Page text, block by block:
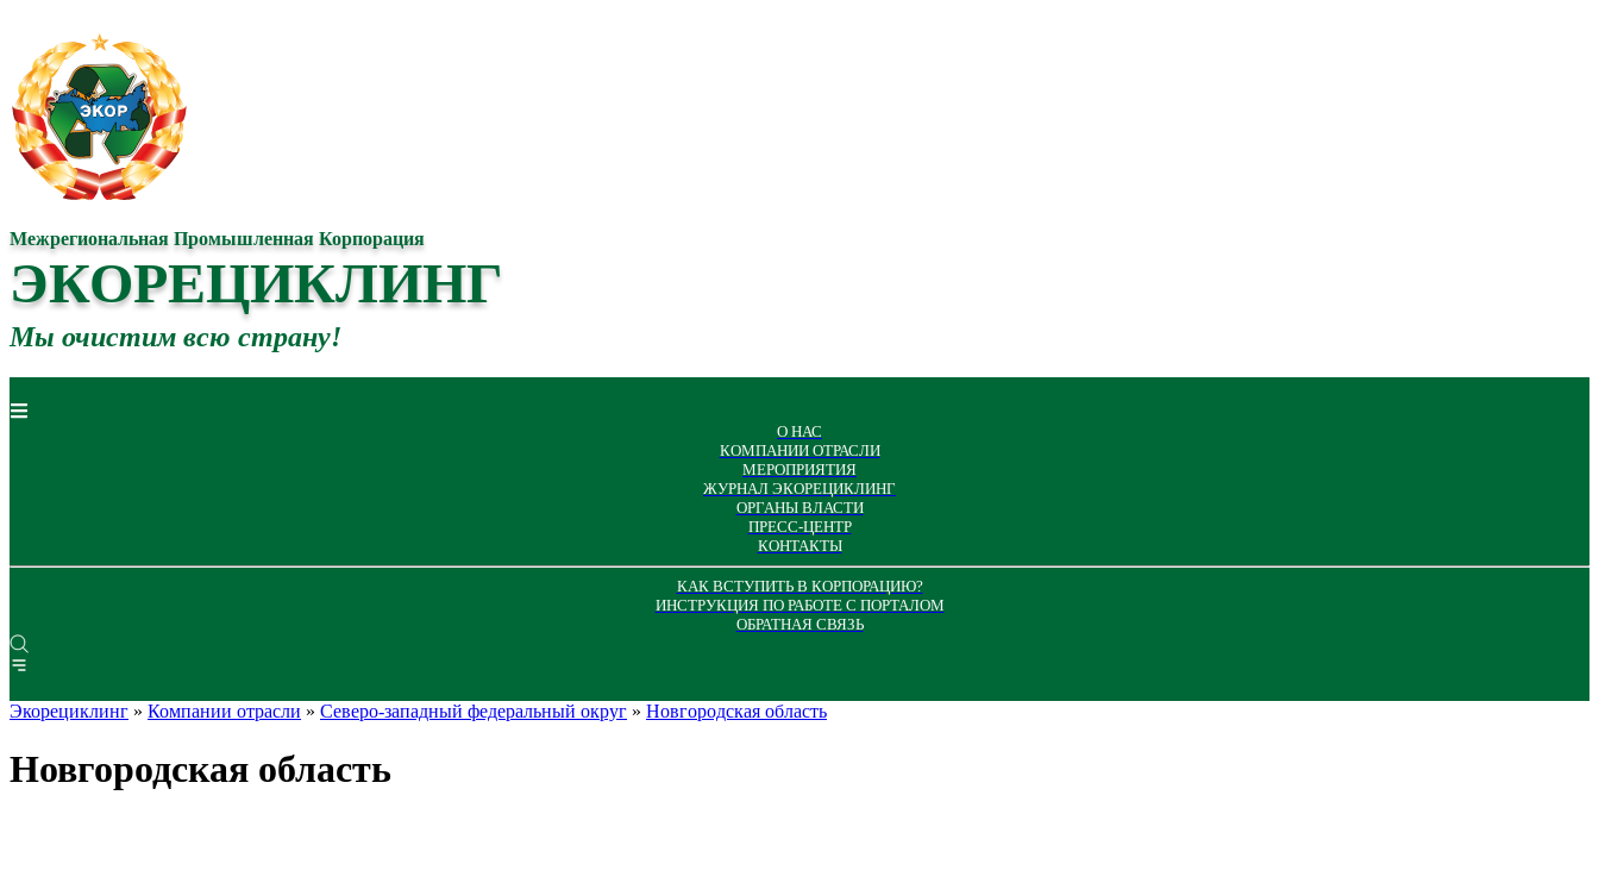
Межрегиональная Промышленная Корпорация
ЭКОРЕЦИКЛИНГ
Мы очистим всю страну!
О НАС
КОМПАНИИ ОТРАСЛИ
МЕРОПРИЯТИЯ
ЖУРНАЛ ЭКОРЕЦИКЛИНГ
ОРГАНЫ ВЛАСТИ
ПРЕСС-ЦЕНТР
КОНТАКТЫ
КАК ВСТУПИТЬ В КОРПОРАЦИЮ?
ИНСТРУКЦИЯ ПО РАБОТЕ С ПОРТАЛОМ
ОБРАТНАЯ СВЯЗЬ
Экорециклинг » Компании отрасли » Северо-западный федеральный округ » Новгородская область
Новгородская область